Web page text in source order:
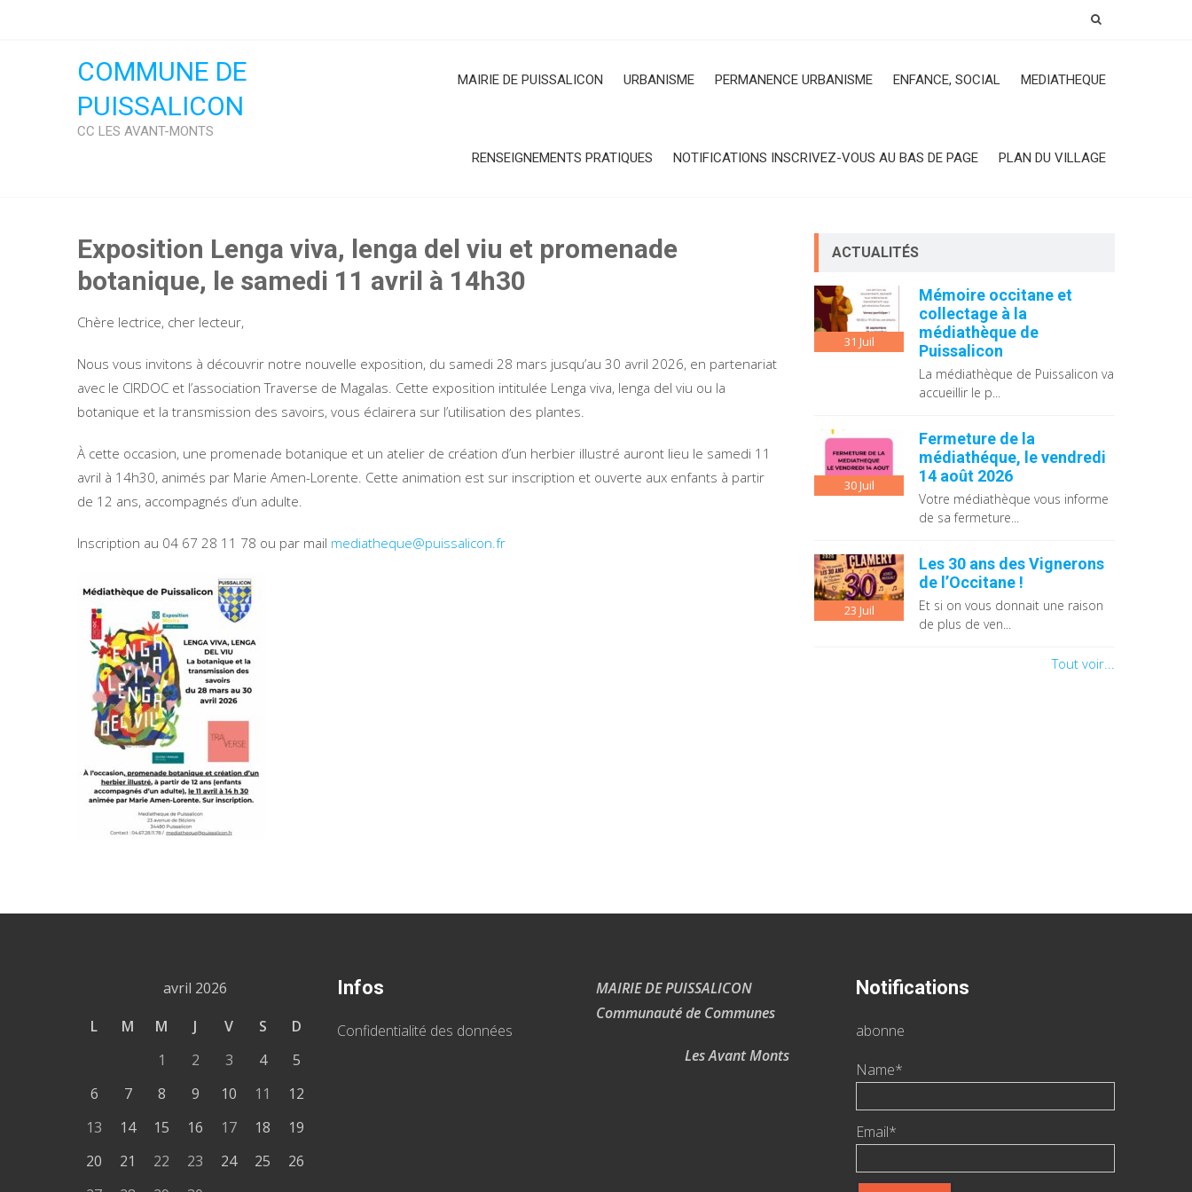
COMMUNE DE
PUISSALICON
CC LES AVANT-MONTS
MAIRIE DE PUISSALICON URBANISME PERMANENCE URBANISME ENFANCE, SOCIAL MEDIATHEQUE
RENSEIGNEMENTS PRATIQUES NOTIFICATIONS INSCRIVEZ-VOUS AU BAS DE PAGE PLAN DU VILLAGE
Exposition Lenga viva, lenga del viu et promenade
botanique, le samedi 11 avril à 14h30
Chère lectrice, cher lecteur,
Nous vous invitons à découvrir notre nouvelle exposition, du samedi 28 mars jusqu’au 30 avril 2026, en partenariat
avec le CIRDOC et l’association Traverse de Magalas. Cette exposition intitulée Lenga viva, lenga del viu ou la
botanique et la transmission des savoirs, vous éclairera sur l’utilisation des plantes.
À cette occasion, une promenade botanique et un atelier de création d’un herbier illustré auront lieu le samedi 11
avril à 14h30, animés par Marie Amen-Lorente. Cette animation est sur inscription et ouverte aux enfants à partir
de 12 ans, accompagnés d’un adulte.
Inscription au 04 67 28 11 78 ou par mail mediatheque@puissalicon.fr
ACTUALITÉS
31 Juil
Mémoire occitane et
collectage à la
médiathèque de
Puissalicon
La médiathèque de Puissalicon va
accueillir le p...
30Juil
Fermeture de la
médiathéque, le vendredi
14 août 2026
Votre médiathèque vous informe
de sa fermeture...
23 Juil
Les 30 ans des Vignerons
de l’Occitane !
Et si on vous donnait une raison
de plus de ven...
Tout voir...
avril 2026
L
M M J V S
D
1
2 3 4
5
6
7 8 9 10 11
12
13
14 15 16 17 18
19
20
21 22 23 24 25
26
Infos
Confidentialité des données
MAIRIE DE PUISSALICON
Communauté de Communes
Les Avant Monts
Notifications
abonne
Name*
Email*